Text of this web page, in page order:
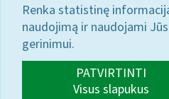
Renka statistinę
naudojimą ir naudojami
gerinimui.
PATVIRTINTI
Visus slapukus